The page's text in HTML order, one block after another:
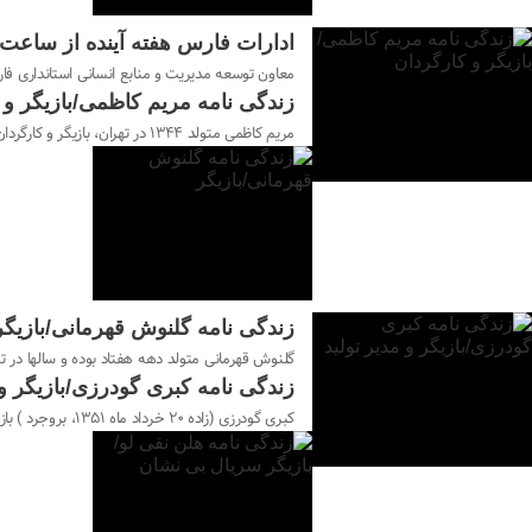
ادارات فارس هفته آینده از ساعت ۶ تا ۱۱ فعال هستند
معاون توسعه مدیریت و منابع انسانی استانداری فارس گفت:
زندگی نامه مریم کاظمی/بازیگر و
مریم کاظمی متولد ۱۳۴۴ در تهران، بازیگر و کارگردان است، فارغ التحصیل لیسانس رشته کارگردانی و بازیگری از دانشگاه تهران است او بجزی بازیگری و کارگردانی سرپرست گروه تئاتر مستقل و مدرس می باشد
زندگی نامه گلنوش قهرمانی/بازیگر
گلنوش قهرمانی متولد دهه هفتاد بوده و سالها در
زندگی نامه کبری گودرزی/بازیگر و
کبری گودرزی (زاده ۲۰ خرداد ماه ۱۳۵۱، بروجرد ) بازیگر سینما و تلویزیون، کارگردان، مدیرتولید و تهیه‌کننده اهل ایران می‌باشد و فعالیت هنری خود را از سال ۱۳۹۵ آغاز کرده است
۰۱ شهریور ۱۴۰۳